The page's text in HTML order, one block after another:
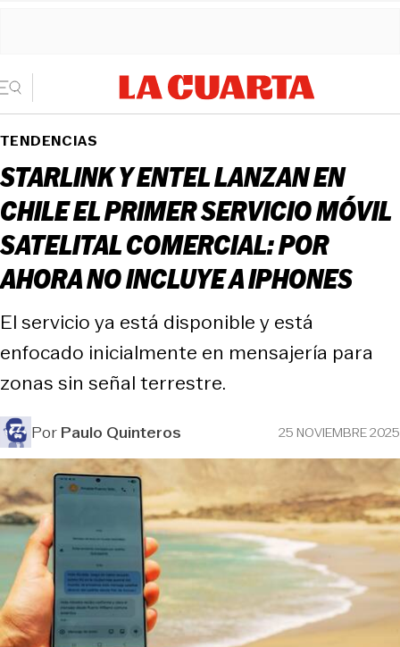
TENDENCIAS
STARLINK Y ENTEL LANZAN EN
CHILE EL PRIMER SERVICIO MÓVIL
SATELITAL COMERCIAL: POR
AHORA NO INCLUYE A IPHONES
El servicio ya está disponible y está
enfocado inicialmente en mensajería para
zonas sin señal terrestre.
PorPaulo Quinteros 25 NOVIEMBRE 2025